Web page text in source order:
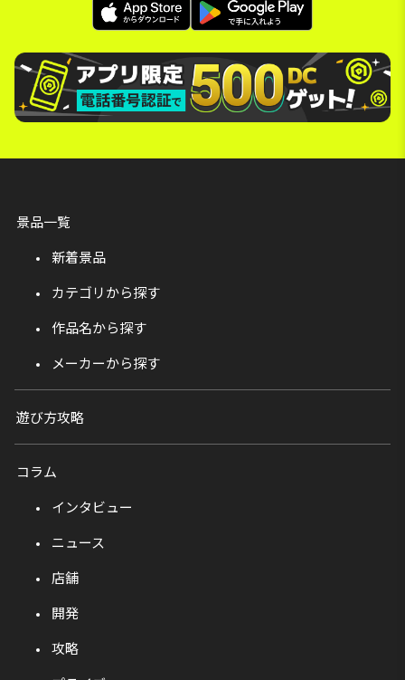
景品一覧
新着景品
カテゴリから探す
作品名から探す
メーカーから探す
遊び方攻略
コラム
インタビュー
ニュース
店舗
開発
攻略